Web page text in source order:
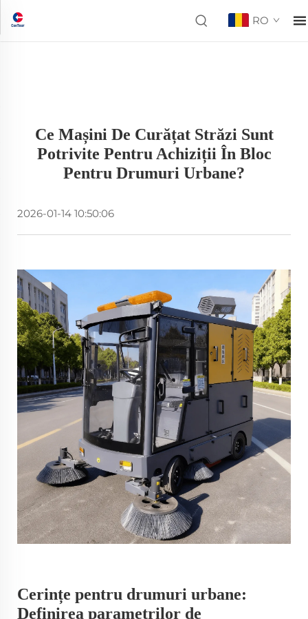
RO
Ce Mașini De Curățat Străzi Sunt
Potrivite Pentru Achiziții În Bloc
Pentru Drumuri Urbane?
2026-01-14 10:50:06
Cerințe pentru drumuri urbane:
Definirea parametrilor de